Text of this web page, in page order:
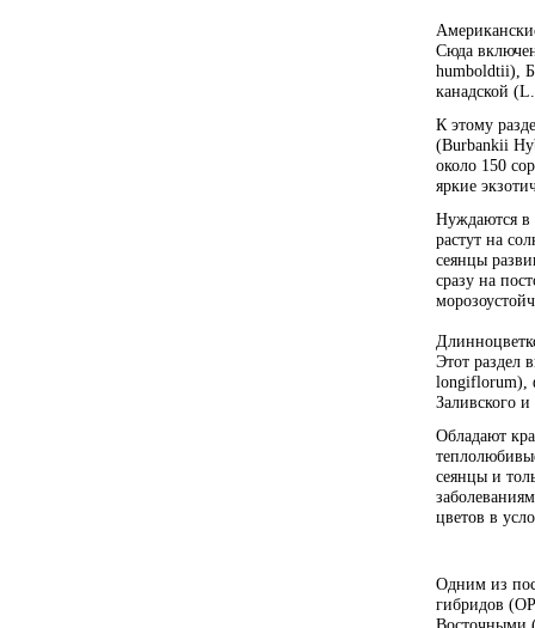
Сюда
humboldtii),
канадской
К этому
(Burbankii
около 150
яркие
Нуждаются в
растут на
сеянцы
сразу на
Этот раздел
longiflorum),
Заливского
Обладают
сеянцы и
цветов в
Одним из
гибридов